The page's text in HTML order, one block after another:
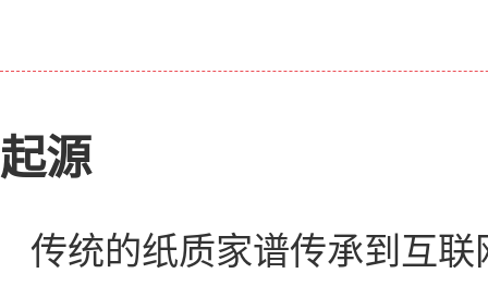
起源
传统的纸质家谱传承到互